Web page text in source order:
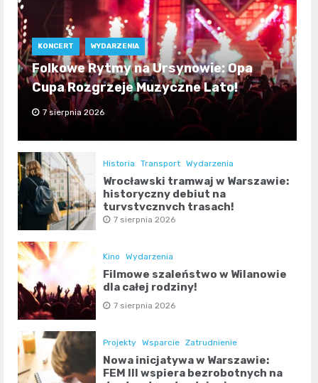
KONCERT WYDARZENIA
Folkowe Rytmy na Ursynowie: Opa
Cupa Rozgrzeje Muzyczne Lato!
7 sierpnia 2026
Historia Transport Wydarzenia
Wrocławski tramwaj w Warszawie:
historyczny debiut na
turystycznych trasach!
7 sierpnia 2026
Kino Wydarzenia
Filmowe szaleństwo w Wilanowie
dla całej rodziny!
7 sierpnia 2026
Projekty Wsparcie Zatrudnienie
Nowa inicjatywa w Warszawie:
FEM III wspiera bezrobotnych na